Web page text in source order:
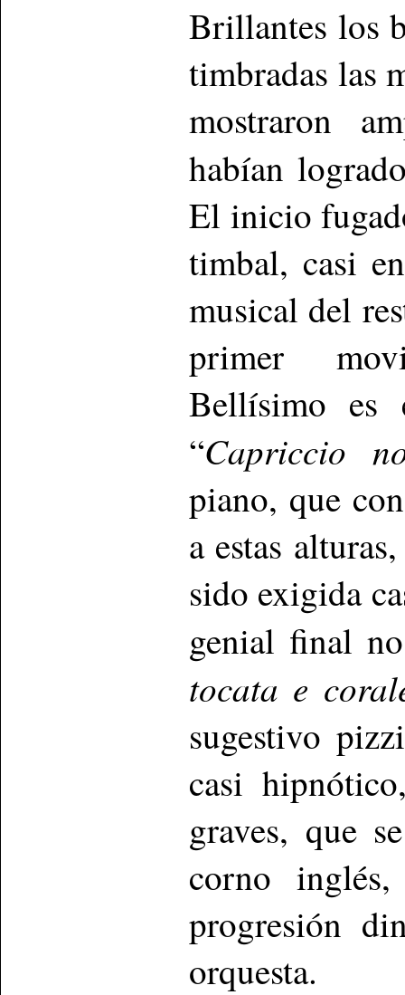
Brillantes los
timbradas las
mostraron
habían
El inicio
timbal, casi
musical del
primer
Bellísimo es
“Capriccio
piano, que
a estas
sido exigida
genial final
tocata e
sugestivo
casi
graves, que
corno
progresión
orquesta.